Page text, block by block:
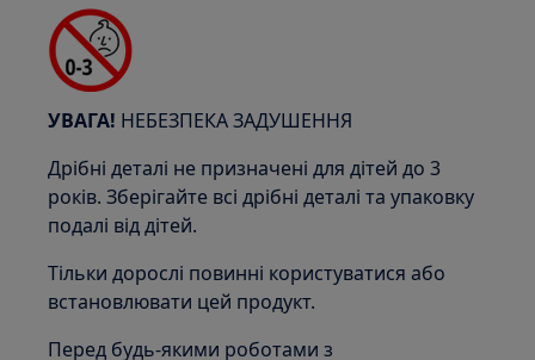
УВАГА! НЕБЕЗПЕКА ЗАДУШЕННЯ
Дрібні деталі не призначені для дітей до 3
років. Зберігайте всі дрібні деталі та упаковку
подалі від дітей.
Тільки дорослі повинні користуватися або
встановлювати цей продукт.
Перед будь-якими роботами з